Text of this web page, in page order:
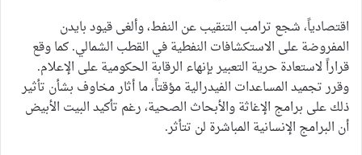
اقتصادياً، شجع ترامب التنقيب عن النفط، وألغى قيود بايدن
المفروضة على الاستكشافات النفطية في القطب الشمالي. كما وقع
قراراً لاستعادة حرية التعبير بإنهاء الرقابة الحكومية على الإعلام.
وقرر تجميد المساعدات الفيدرالية مؤقتاً، ما أثار مخاوف بشأن تأثير
ذلك على برامج الإغاثة والأبحاث الصحية، رغم تأكيد البيت الأبيض
أن البرامج الإنسانية المباشرة لن تتأثر.